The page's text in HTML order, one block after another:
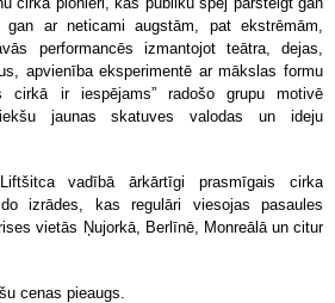
ar neticami augstām, pat ekstrēmām,
performancēs izmantojot teātra, dejas,
apvienība eksperimentē ar mākslas formu
cirkā ir iespējams” radošo grupu motivē
jaunas skatuves valodas un ideju
vadībā ārkārtīgi prasmīgais cirka
izrādes, kas regulāri viesojas pasaules
vietās Ņujorkā, Berlīnē, Monreālā un citur
cenas pieaugs.